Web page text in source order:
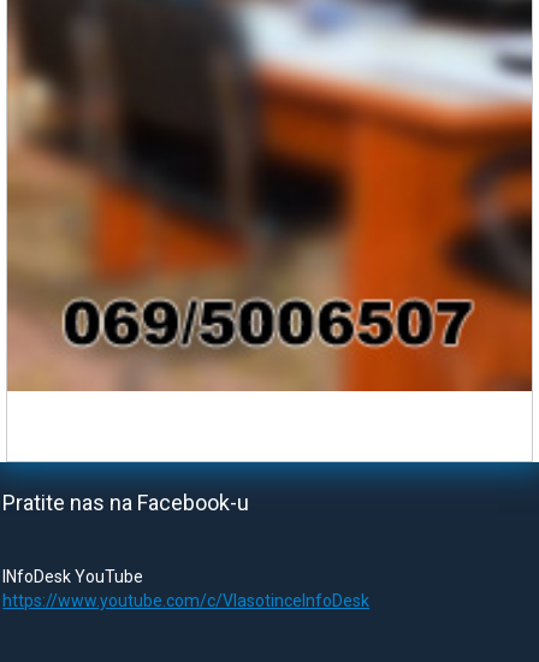
Pratite nas na Facebook-u
INfoDesk YouTube
https://www.youtube.com/c/VlasotinceInfoDesk